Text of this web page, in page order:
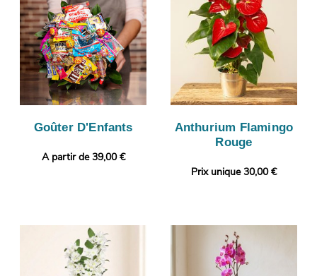
Goûter D'Enfants
A partir de 39,00 €
Anthurium Flamingo
Rouge
Prix unique 30,00 €